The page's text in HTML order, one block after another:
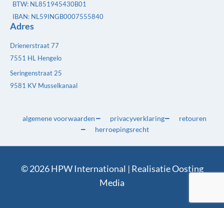
BTW: NL851945430B01
IBAN: NL59INGB0007555840
Adres
Drienerstraat 77
7551 HL Hengelo
Seringenstraat 25
9581 KV Musselkanaal
algemene voorwaarden privacyverklaring
retouren
herroepingsrecht
© 2026 HPW International | RealisatieOosting
Media